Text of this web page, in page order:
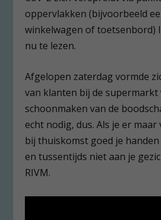
oppervlakken (bijvoorbeeld
winkelwagen of toetsenbord)
nu te lezen.
Afgelopen zaterdag vormde
van klanten bij de
schoonmaken van de
echt nodig, dus. Als je er
bij thuiskomst goed je
en tussentijds niet aan je
RIVM.